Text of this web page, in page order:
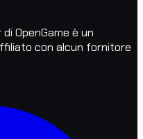
OpenGame è un
con alcun fornitore